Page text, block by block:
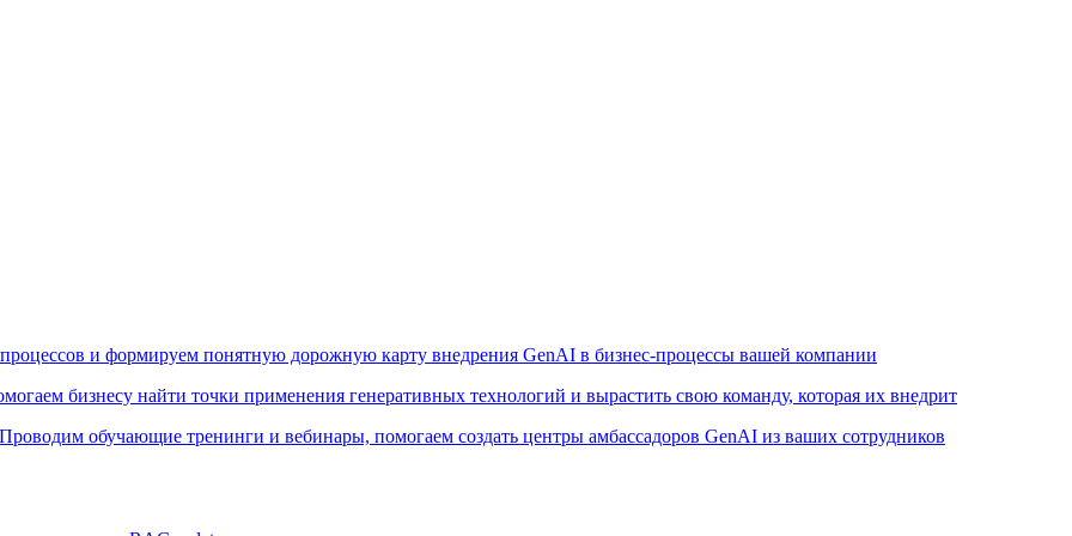
и формируем понятную дорожную карту внедрения GenAI в бизнес-процессы вашей компании
бизнесу найти точки применения генеративных технологий и вырастить свою команду, которая их внедрит
Проводим обучающие тренинги и вебинары, помогаем создать центры амбассадоров GenAI из ваших сотрудников